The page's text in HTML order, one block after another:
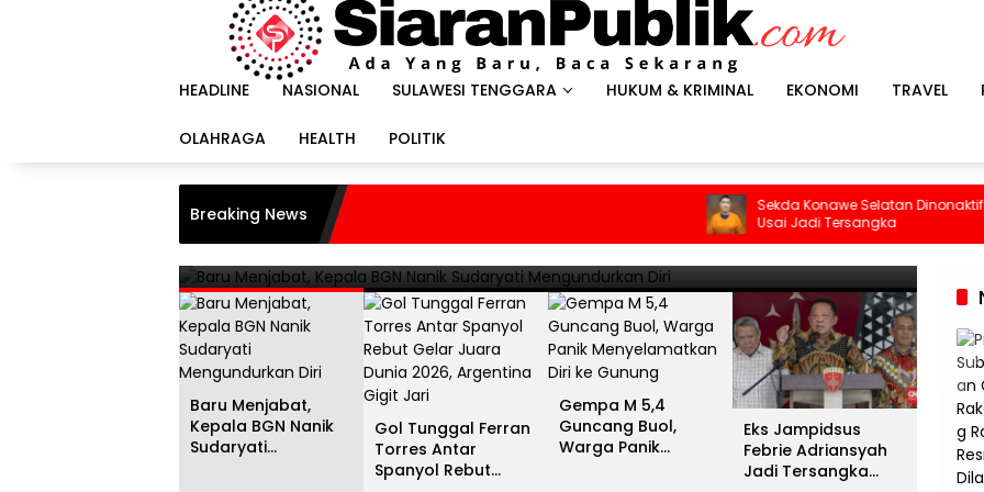
HEADLINE NASIONAL SULAWESI TENGGARA HUKUM & KRIMINAL EKONOMI TRAVEL
OLAHRAGA HEALTH POLITIK
Breaking News
Sekda Konawe Selatan Dinonaktifkan
Usai Jadi Tersangka
HEADLINE
Gol Tunggal Ferran Torres Antar Spanyol Rebut Gelar
Juara Dunia 2026, Argentina Gigit Jari
Baru Menjabat,
Kepala BGN Nanik
Sudaryati
Gol Tunggal Ferran
Torres Antar
Spanyol Rebut
Gempa M 5,4
Guncang Buol,
Warga Panik
Eks Jampidsus
Febrie Adriansyah
Jadi Tersangka